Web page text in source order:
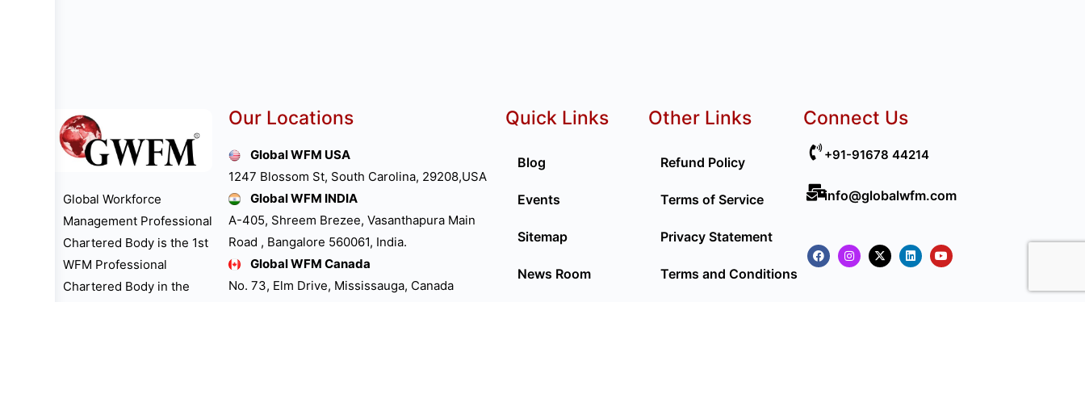
Global Workforce
Management Professional
Chartered Body is the 1st
WFM Professional
Chartered Body in the
Our Locations
Global WFM USA
1247 Blossom St, South Carolina, 29208,USA
Global WFM INDIA
A-405, Shreem Brezee, Vasanthapura Main
Road , Bangalore 560061, India.
Global WFM Canada
No. 73, Elm Drive, Mississauga, Canada
Quick Links
Blog
Events
Sitemap
News Room
Other Links
Refund Policy
Terms of Service
Privacy Statement
Terms and Conditions
Connect Us
+91-91678 44214
info@globalwfm.com